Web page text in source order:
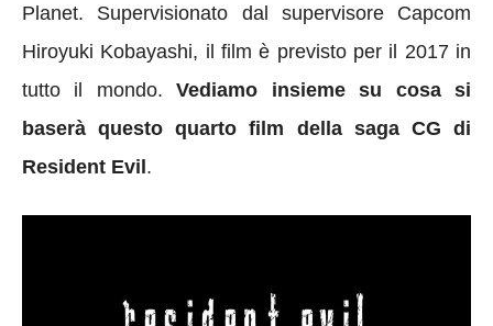
Planet. Supervisionato dal supervisore
Capcom
Hiroyuki Kobayashi, il filmè previsto per il 2017 in
tutto il mondo.
Vediamo insieme su cosa si
baserà questo quarto film della saga CG di
Resident Evil.